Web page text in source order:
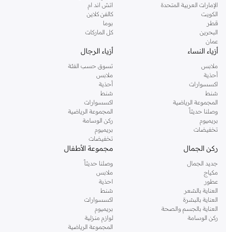
دوروثي بيركنز الشهيرة. تصفحي المجموعة كاملة في متجر دوروثي بيركنز اون لاين او
استخدمي القائمة لتحديد تجربة تسوق دوروثي بيركنز اون لاين. خدمة التوصيل السريعة
والدعم الاستثنائي يضمن لك تجربة تسوق ممتعة دائما مع نمشي.
الإمارات العربية المتحدة
الكويت
قطر
البحرين
عمان
اتش اند ام
كالفن كلاين
بوما
كل الماركات
أزياء النساء
ملابس
أحذية
اكسسوارات
شنط
المجموعة الرياضية
وصلنا حديثاً
بريميوم
تخفيضات
أزياء الرجال
تسوق حسب الفئة
ملابس
أحذية
شنط
اكسسوارات
المجموعة الرياضية
ركن الوسامة
بريميوم
تخفيضات
ركن الجمال
جديد الجمال
مكياج
عطور
العناية بالشعر
العناية بالبشرة
العناية بالجسم والصحة
ركن الوسامة
مجموعة الأطفال
وصلنا حديثاً
ملابس
احذية
شنط
اكسسوارات
بريميوم
لوازم منزلية
المجموعة الرياضية